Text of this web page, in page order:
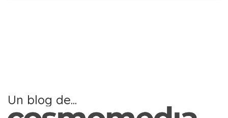
Un blog de...